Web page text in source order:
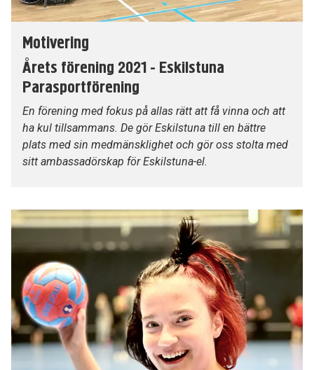
Motivering
Årets förening 2021 - Eskilstuna
Parasportförening
En förening med fokus på allas rätt att få vinna och att
ha kul tillsammans. De gör Eskilstuna till en bättre
plats med sin medmänsklighet och gör oss stolta med
sitt ambassadörskap för Eskilstuna-el.